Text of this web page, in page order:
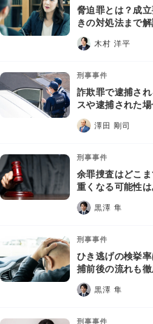
IT・ネット
資金調達
企業法務
脅迫罪とは？成
きの対処法まで
木村 洋平
刑事事件
詐欺罪で逮捕さ
スや逮捕された
澤田 剛司
刑事事件
余罪捜査はどこ
重くなる可能性は
黒澤 隼
刑事事件
ひき逃げの検挙
捕前後の流れも
黒澤 隼
刑事事件